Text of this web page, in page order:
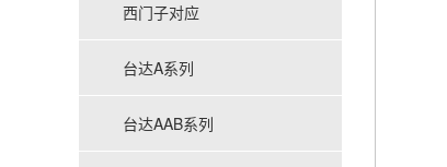
西门子对应
台达A系列
台达AAB系列